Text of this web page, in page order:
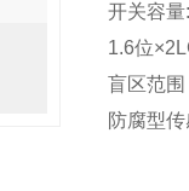
开关容量
1.6位×
盲区范围
防腐型